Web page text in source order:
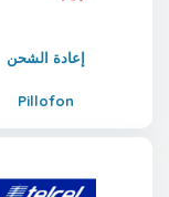
إعادة الشحن
Pillofon